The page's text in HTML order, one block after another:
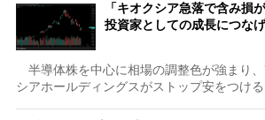
「キオクシア急落で含み損
投資家としての成長につ
半導体株を中心に相場の調整色が強まり
シアホールディングスがストップ安をつけ